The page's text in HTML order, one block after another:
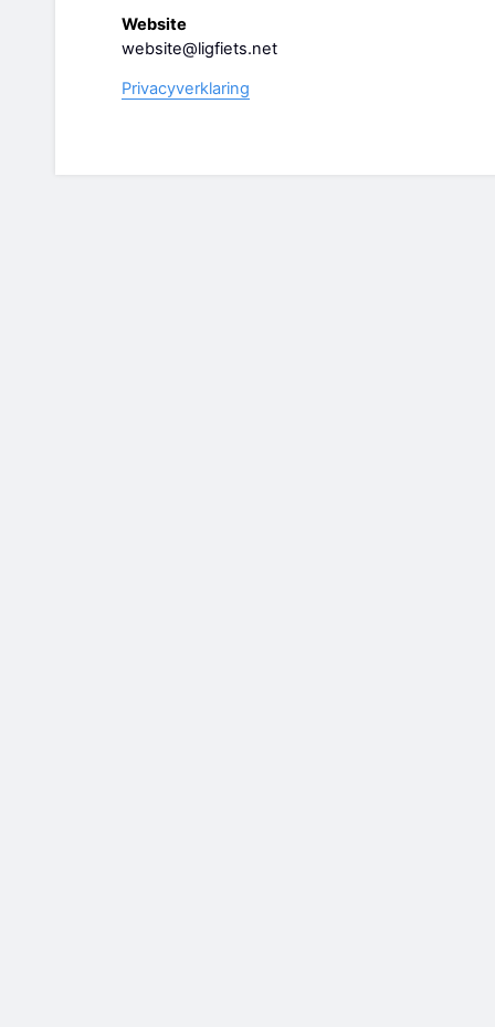
Website
website@ligfiets.net
Privacyverklaring